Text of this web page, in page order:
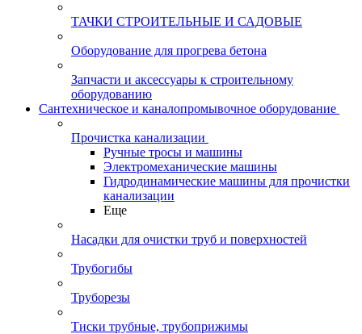
ТАЧКИ СТРОИТЕЛЬНЫЕ И САДОВЫЕ
Оборудование для прогрева бетона
Запчасти и аксессуары к строительному
оборудованию
Сантехническое и каналопромывочное оборудование
Прочистка канализации
Ручные тросы и машины
Электромеханические машины
Гидродинамические машины для прочистки
канализации
Еще
Насадки для очистки труб и поверхностей
Трубогибы
Труборезы
Тиски трубные, трубоприжимы